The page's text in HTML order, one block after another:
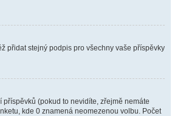
přidat stejný podpis pro všechny vaše příspěvky
(pokud to nevidíte, zřejmě nemáte
kde 0 znamená neomezenou volbu. Počet